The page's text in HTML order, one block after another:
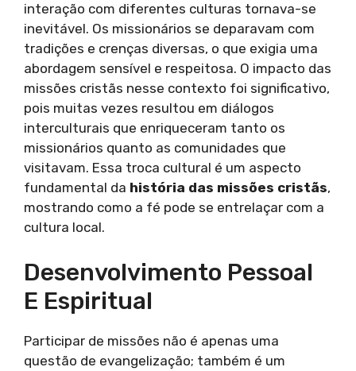
interação com diferentes culturas tornava-se
inevitável. Os missionários se deparavam com
tradições e crenças diversas, o que exigia uma
abordagem sensível e respeitosa. O impacto das
missões cristãs nesse contexto foi significativo,
pois muitas vezes resultou em diálogos
interculturais que enriqueceram tanto os
missionários quanto as comunidades que
visitavam. Essa troca cultural é um aspecto
fundamental da história das missões cristãs,
mostrando como a fé pode se entrelaçar com a
cultura local.
Desenvolvimento Pessoal
E Espiritual
Participar de missões não é apenas uma
questão de evangelização; também é um